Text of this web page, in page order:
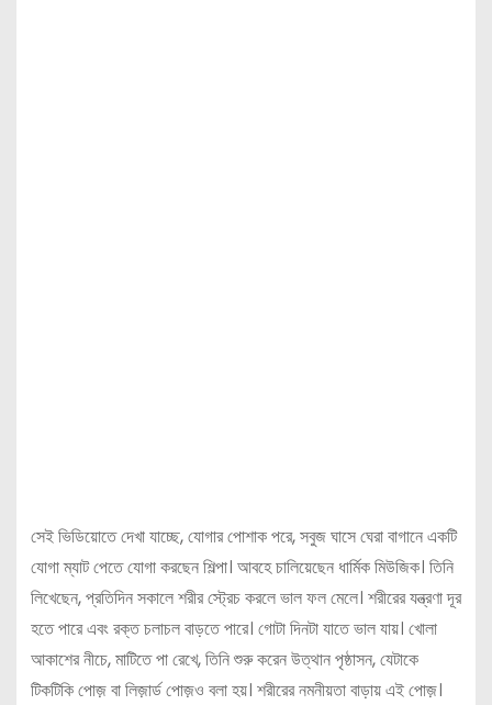
সেই ভিডিয়োতে দেখা যাচ্ছে, যোগার পোশাক পরে, সবুজ ঘাসে ঘেরা বাগানে একটি
যোগা ম্যাট পেতে যোগা করছেন শিল্পা। আবহে চালিয়েছেন ধার্মিক মিউজিক। তিনি
লিখেছেন, প্রতিদিন সকালে শরীর স্ট্রেচ করলে ভাল ফল মেলে। শরীরের যন্ত্রণা দূর
হতে পারে এবং রক্ত চলাচল বাড়তে পারে। গোটা দিনটা যাতে ভাল যায়। খোলা
আকাশের নীচে, মাটিতে পা রেখে, তিনি শুরু করেন উত্থান পৃষ্ঠাসন, যেটাকে
টিকটিকি পোজ় বা লিজ়ার্ড পোজ়ও বলা হয়। শরীরের নমনীয়তা বাড়ায় এই পোজ়।